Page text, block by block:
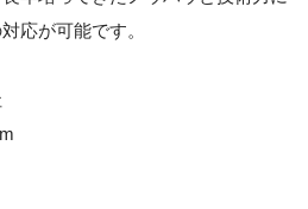
応が可能です。